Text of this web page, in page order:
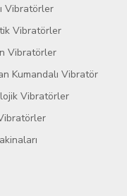
Vibratörler
Vibratörler
Vibratörler
Kumandalı Vibratör
Vibratörler